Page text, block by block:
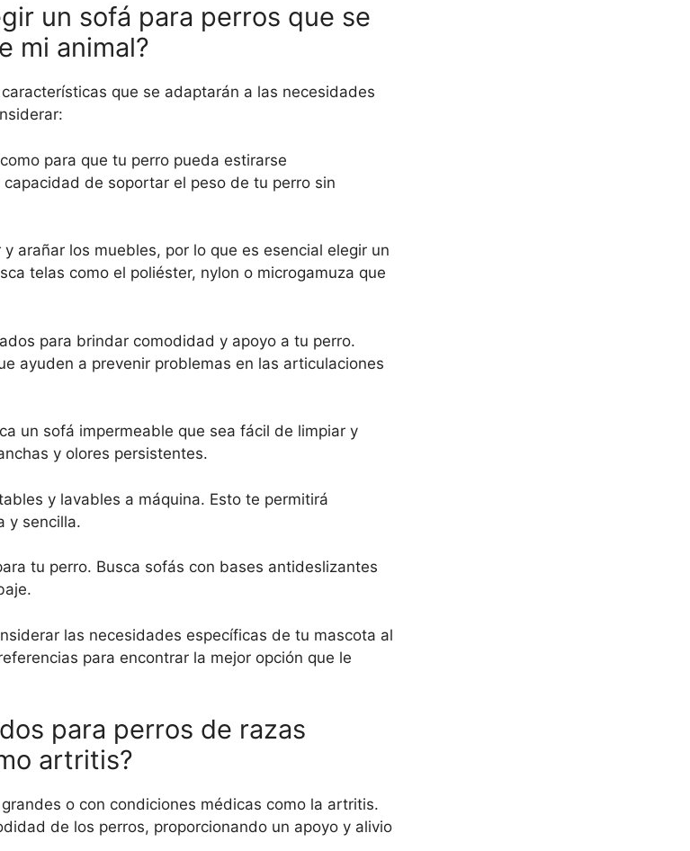
un sofá para perros que se
mi animal?
que se adaptarán a las necesidades
para que tu perro pueda estirarse
de soportar el peso de tu perro sin
arañar los muebles, por lo que es esencial elegir un
telas como el poliéster, nylon o microgamuza que
para brindar comodidad y apoyo a tu perro.
ayuden a prevenir problemas en las articulaciones
un sofá impermeable que sea fácil de limpiar y
y olores persistentes.
y lavables a máquina. Esto te permitirá
y sencilla.
tu perro. Busca sofás con bases antideslizantes
las necesidades específicas de tu mascota al
para encontrar la mejor opción que le
para perros de razas
artritis?
o con condiciones médicas como la artritis.
de los perros, proporcionando un apoyo y alivio